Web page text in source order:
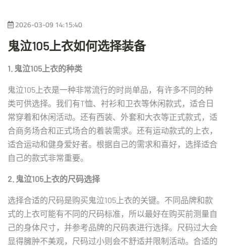
2026-03-09 14:15:40
鬼泣105上衣如何选择装备
1. 鬼泣105上衣的种类
鬼泣105上衣是一种非常流行的时尚单品，有许多不同的种
类可供选择。我们有T恤、衬衫和卫衣等休闲款式，适合日
常穿着和休闲活动。还有西装、外套和大衣等正式款式，适
合商务场合和正式场合的着装需求。还有运动款式的上衣，
适合运动和健身爱好者。根据自己的需求和喜好，选择适合
自己的款式非常重要。
2. 鬼泣105上衣的尺码选择
选择合适的尺码是购买鬼泣105上衣的关键。不同品牌和款
式的上衣可能有不同的尺码标准，所以最好在购买前测量自
己的身体尺寸，并参考品牌的尺码表进行选择。尺码过大会
显得臃肿不美观，尺码过小则会不舒适并限制活动。合适的